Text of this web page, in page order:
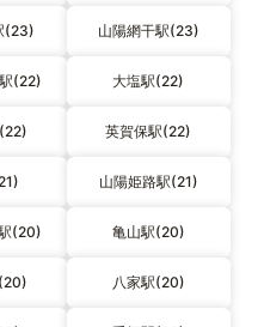
(23) 山陽網干駅(23)
(22) 大塩駅(22)
英賀保駅(22)
山陽姫路駅(21)
(20) 亀山駅(20)
八家駅(20)